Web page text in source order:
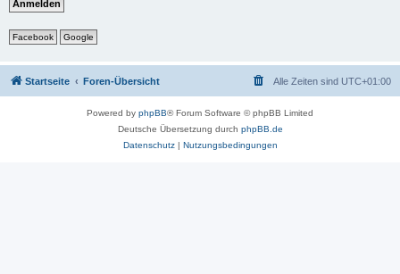
Facebook Google
Startseite Foren-Übersicht Alle Zeiten sind UTC+01:00
Powered by phpBB® Forum Software © phpBB Limited
Deutsche Übersetzung durch phpBB.de
Datenschutz| Nutzungsbedingungen